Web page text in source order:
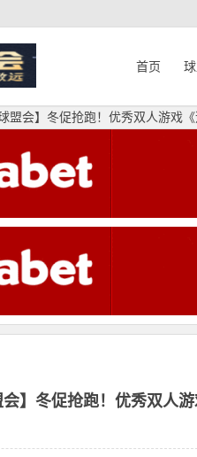
首页
球盟会】冬促抢跑！优秀双人游戏
会】冬促抢跑！优秀双人